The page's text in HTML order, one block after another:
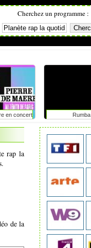
Cherchez un programme :
en concert
paris
Rumba
rap la
de la